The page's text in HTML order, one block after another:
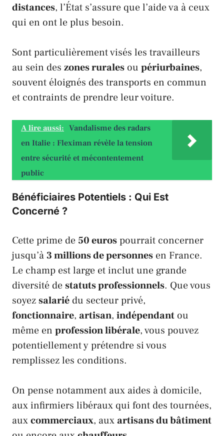
distances, l’État s’assure que l’aide va à ceux
qui en ont le plus besoin.
Sont particulièrement visés les travailleurs
au sein des zones rurales ou périurbaines,
souvent éloignés des transports en commun
et contraints de prendre leur voiture.
A lire aussi: Vandalisme des radars
en Italie : Fleximan révèle la tension
entre sécurité et mécontentement
public
Bénéficiaires Potentiels : Qui Est
Concerné ?
Cette prime de 50 eurospourrait concerner
jusqu’à3 millions de personnes en France.
Le champ est large et inclut une grande
diversité destatuts professionnels. Que vous
soyezsalarié du secteur privé,
fonctionnaire, artisan, indépendant ou
même en profession libérale, vous pouvez
potentiellement y prétendre si vous
remplissez les conditions.
On pense notamment aux aides à domicile,
auxinfirmiers libéraux qui font des tournées,
auxcommerciaux, auxartisans du bâtiment